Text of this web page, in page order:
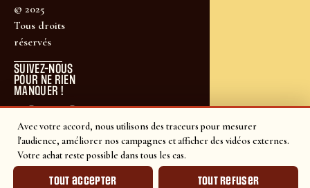
Avec votre accord, nous utilisons des traceurs pour mesurer
l'audience, améliorer nos campagnes et afficher des vidéos externes.
Votre achat reste possible dans tous les cas.
Tout accepter Tout refuser
© 2025
Tous droits
réservés
SUIVEZ-NOUS
POUR NE RIEN
MANQUER !